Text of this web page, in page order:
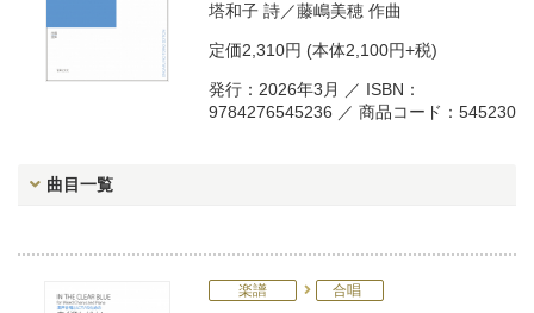
塔和子 詩／藤嶋美穂 作曲
定価2,310円 (本体2,100円+税)
発行：2026年3月 ／ ISBN：
9784276545236 ／ 商品コード：545230
曲目一覧
楽譜
合唱